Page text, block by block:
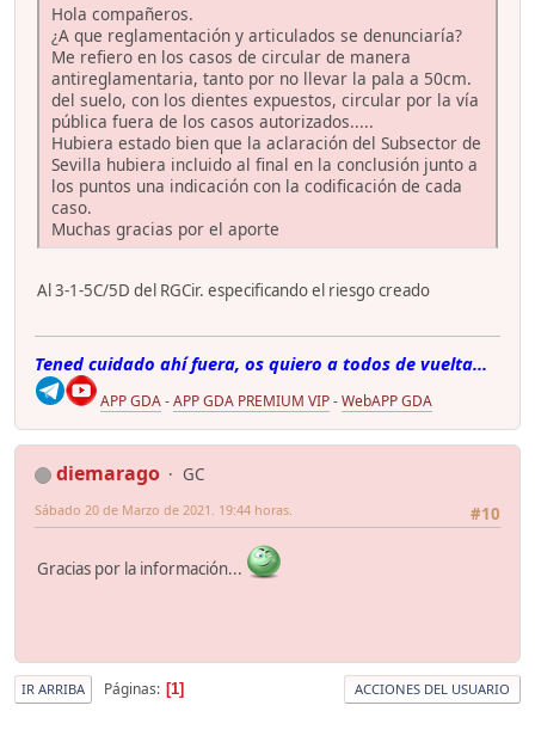
Hola compañeros.
¿A que reglamentación y articulados se denunciaría?
Me refiero en los casos de circular de manera
antireglamentaria, tanto por no llevar la pala a 50cm.
del suelo, con los dientes expuestos, circular por la vía
pública fuera de los casos autorizados.....
Hubiera estado bien que la aclaración del Subsector de
Sevilla hubiera incluido al final en la conclusión junto a
los puntos una indicación con la codificación de cada
caso.
Muchas gracias por el aporte
Al 3-1-5C/5D del RGCir. especificando el riesgo creado
Tened cuidado ahí fuera, os quiero a todos de vuelta...
APP GDA-APP GDA PREMIUM VIP-WebAPP GDA
diemarago
GC
#10
Sábado 20 de Marzo de 2021. 19:44 horas.
Gracias por la información...
IR ARRIBA Páginas 1 ACCIONES DEL USUARIO